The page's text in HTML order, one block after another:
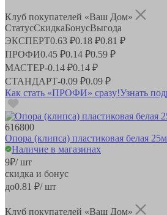
Клуб покупателей «Ваш Дом»
СтатусСкидкаБонусВыгода
ЭКСПЕРТ0.63 ₽0.18 ₽0.81 ₽
ПРОФИ0.45 ₽0.14 ₽0.59 ₽
МАСТЕР-0.14 ₽0.14 ₽
СТАНДАРТ-0.09 ₽0.09 ₽
Как стать «ПРОФИ» сразу!Узнать
616800
Опора (клипса) пластиковая белая
Наличие в магазинах
9₽/ шт
скидка и бонус
до0.81 ₽/ шт
Клуб покупателей «Ваш Дом»